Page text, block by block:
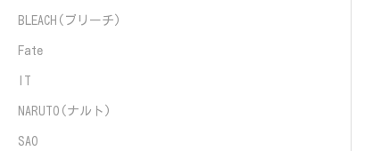
BLEACH(ブリーチ)
Fate
NARUTO(ナルト)
SAO